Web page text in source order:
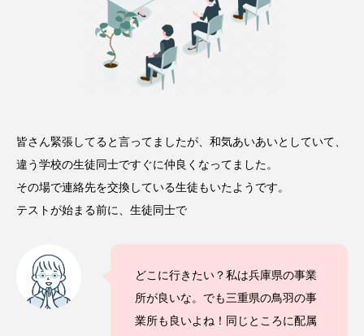
皆さん緊張してると言ってましたが、和気あいあいとしていて、
違う学校の生徒同士ですぐに仲良くなってました。
その場で連絡先を交換している生徒もいたようです。
テストが始まる前に、生徒同士で
どこに行きたい？私は兵庫県の事業
所が良いな。でも三重県の鳥羽の事
業所も良いよね！同じところに配属